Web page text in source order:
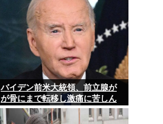
バイデン前米大統領、前立腺が
が骨にまで転移し激痛に苦しん
でるもよう